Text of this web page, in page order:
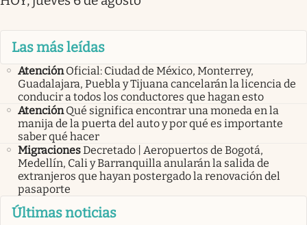
Las más leídas
Atención Oficial: Ciudad de México, Monterrey,
Guadalajara, Puebla y Tijuana cancelarán la licencia de
conducir a todos los conductores que hagan esto
Atención Qué significa encontrar una moneda en la
manija de la puerta del auto y por qué es importante
saber qué hacer
MigracionesDecretado | Aeropuertos de Bogotá,
Medellín, Cali y Barranquilla anularán la salida de
extranjeros que hayan postergado la renovación del
pasaporte
Últimas noticias